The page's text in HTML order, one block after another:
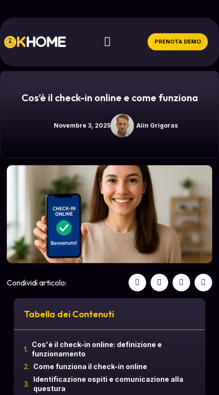
PRENOTA DEMO
Cos’è il check-in online e come funziona
Novembre 3, 2025 Alin Grigoras
Condividi articolo:
Tabella dei Contenuti
Cos'è il check-in online: definizione e
funzionamento
Come funziona il check-in online
Identificazione ospiti e comunicazione alla
questura